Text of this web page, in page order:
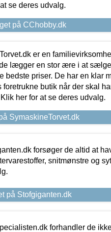
se deres udvalg.
på CChobby.dk
er en
lægger en stor ære i at
bedste priser. De har en klar
foretrukne butik når der skal
her for at se deres udvalg.
SymaskineTorvet.dk
forsøger de altid at
snitmønstre og
på Stofgiganten.dk
forhandler de